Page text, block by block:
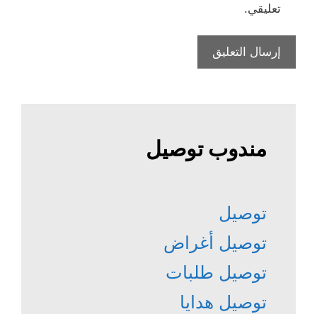
تعليقي.
مندوب توصيل
توصيل
توصيل أغراض
توصيل طلبات
توصيل هدايا